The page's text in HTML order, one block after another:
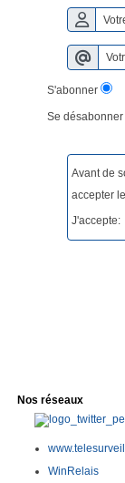
S'abonner
Se désabonner
Avant de
accepter
J'accepte:
Nos réseaux
WinRelais